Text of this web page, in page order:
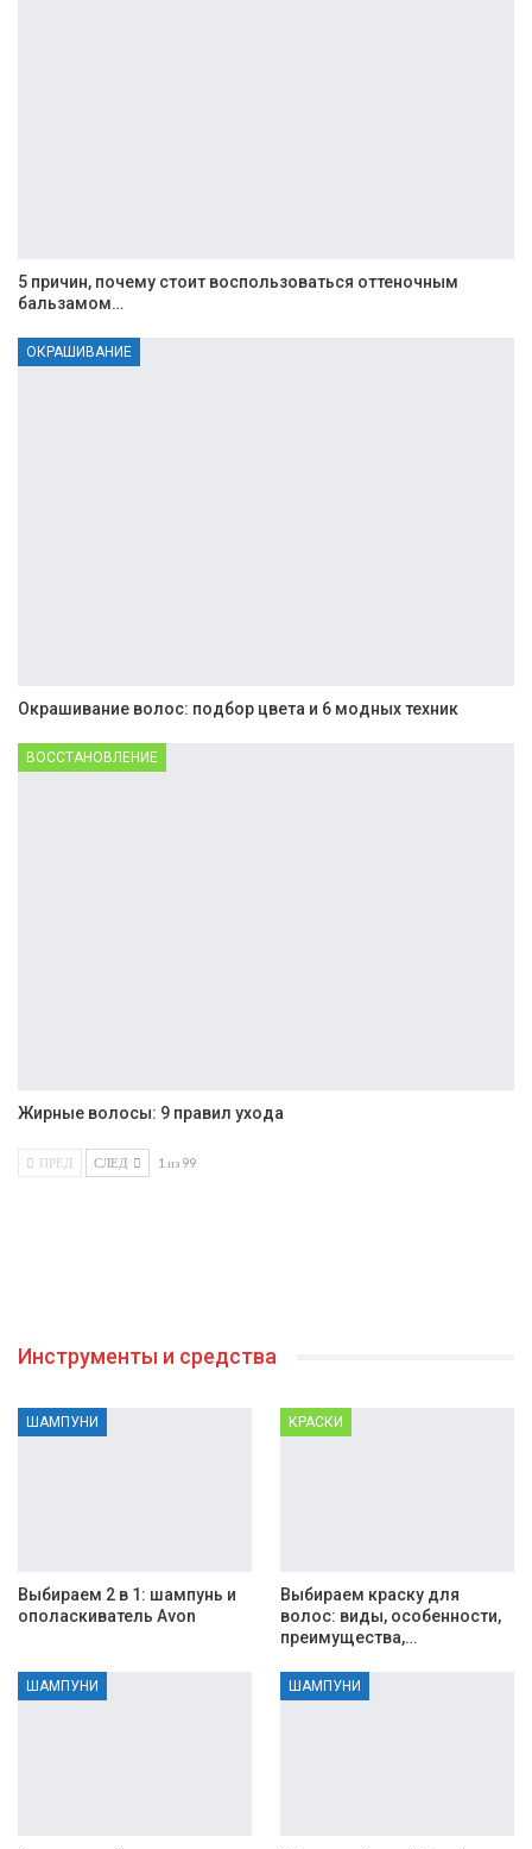
5 причин, почему стоит воспользоваться оттеночным
бальзамом…
ОКРАШИВАНИЕ
Окрашивание волос: подбор цвета и 6 модных техник
ВОССТАНОВЛЕНИЕ
Жирные волосы: 9 правил ухода
ПРЕД СЛЕД 1 из 99
Инструменты и средства
ШАМПУНИ
Выбираем 2 в 1: шампунь и
ополаскиватель Avon
КРАСКИ
Выбираем краску для
волос: виды, особенности,
преимущества,…
ШАМПУНИ ШАМПУНИ